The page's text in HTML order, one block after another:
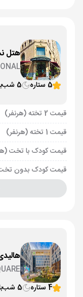
هتل
5 ستاره
5 شب
قیمت 2 تخته (هرنفر)
قیمت 1 تخته (هرنفر)
قیمت کودک با تخت
قیمت کودک بدون
4 ستاره
5 شب